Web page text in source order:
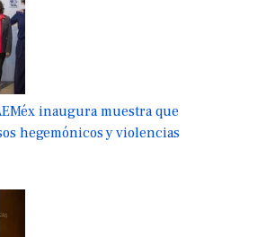
inaugura muestra que
hegemónicos y violencias